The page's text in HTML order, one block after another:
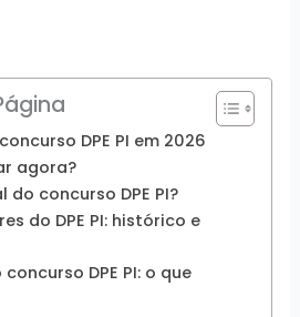
DPE PI em 2026
agora?
concurso DPE PI?
do DPE PI: histórico e
DPE PI: o que